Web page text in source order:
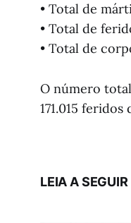
• Total de
• Total de
• Total de
O número
171.015
LEIA A SEGUIR